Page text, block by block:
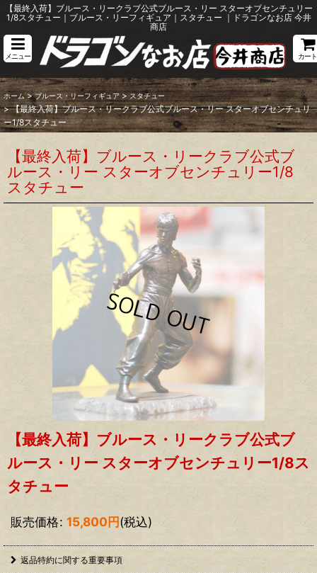
【最終入荷】ブルース・リークラブ公式ブルース・リー スターオブセンチュリー
1/8スタチュー｜ブルース・リーフィギュア｜スタチュー ｜ドラゴンなお店 今井
商店
メニュー カート
ホーム > ブルース・リーフィギュア > スタチュー
> 【最終入荷】ブルース・リークラブ公式ブルース・リー スターオブセンチュリ
ー1/8スタチュー
【最終入荷】ブルース・リークラブ公式ブ
ルース・リー スターオブセンチュリー1/8
スタチュー
【最終入荷】ブルース・リークラブ公式ブ
ルース・リー スターオブセンチュリー1/8ス
タチュー
販売価格: 15,800円(税込)
返品特約に関する重要事項